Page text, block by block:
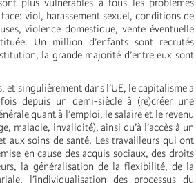
plus vulnérables à tous les problèmes
viol, harassement sexuel, conditions de
violence domestique, vente éventuelle
Un million d’enfants sont recrutés
la grande majorité d’entre eux sont
et singulièrement dans l’UE, le capitalisme a
depuis un demi-siècle à (re)créer une
quant à l’emploi, le salaire et le revenu
maladie, invalidité), ainsi qu’à l’accès à un
aux soins de santé. Les travailleurs qui ont
en cause des acquis sociaux, des droits
la généralisation de la flexibilité, de la
l’individualisation des processus du